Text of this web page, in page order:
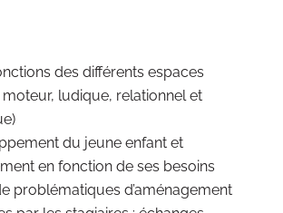
des différents espaces
moteur, ludique, relationnel et
du jeune enfant et
en fonction de ses besoins
problématiques d’aménagement